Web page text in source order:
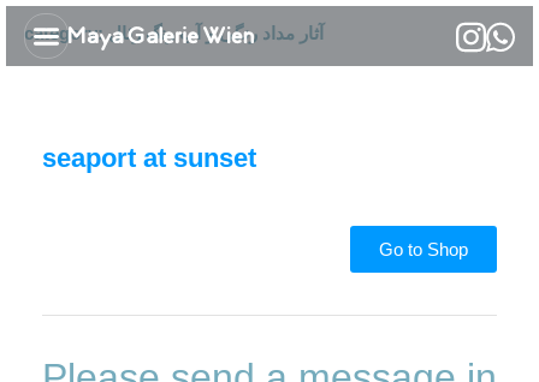
category: آثار مداد رنگی و آب رنگ رئال
seaport at sunset
Go to Shop